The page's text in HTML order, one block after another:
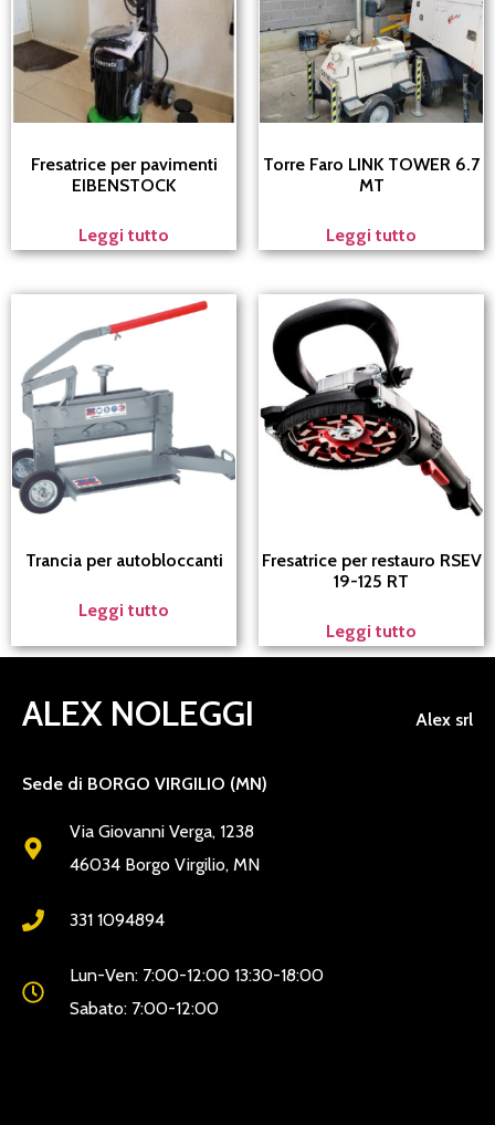
Fresatrice per pavimenti
EIBENSTOCK
Leggi tutto
Torre Faro LINK TOWER 6.7
MT
Leggi tutto
Trancia per autobloccanti
Leggi tutto
Fresatrice per restauro RSEV
19-125 RT
Leggi tutto
ALEX NOLEGGI Alex srl
Sede di BORGO VIRGILIO (MN)
Via Giovanni Verga, 1238
46034 Borgo Virgilio, MN
331 1094894
Lun-Ven: 7:00-12:00 13:30-18:00
Sabato: 7:00-12:00